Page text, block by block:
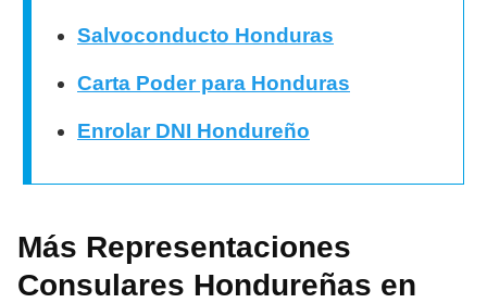
Salvoconducto Honduras
Carta Poder para Honduras
Enrolar DNI Hondureño
Más Representaciones
Consulares Hondureñas en